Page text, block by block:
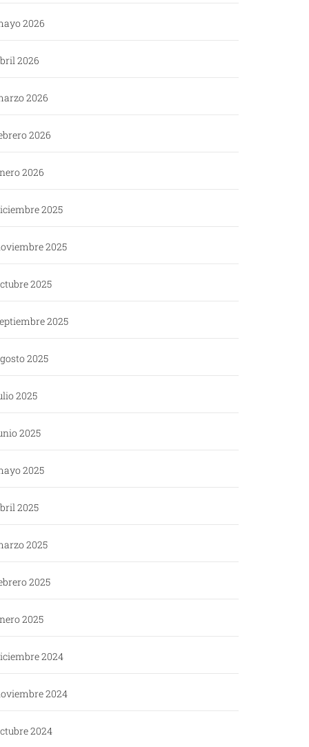
2026
2026
2026
2026
2026
2025
2025
2025
2025
2025
2025
2025
2025
2025
2025
2025
2025
2024
2024
2024